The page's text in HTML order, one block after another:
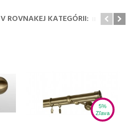
ROVNAKEJ KATEGÓRII:
5%
Zľava